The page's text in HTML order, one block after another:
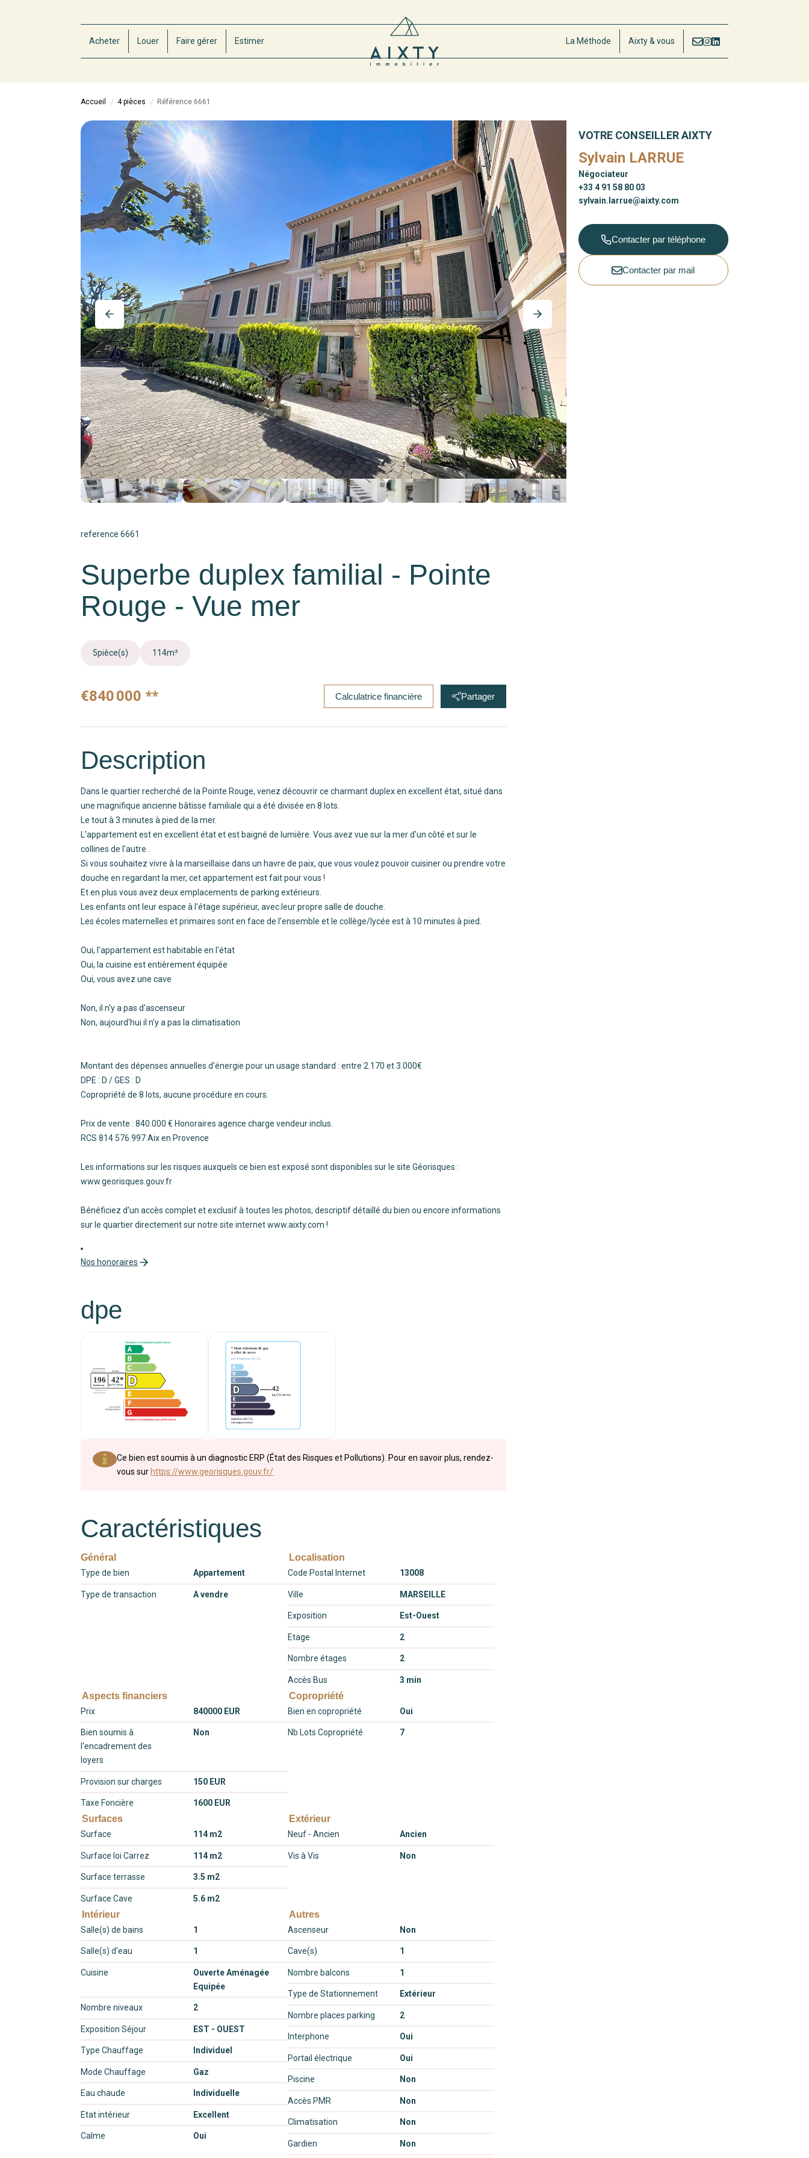
Acheter Louer Faire gérer Estimer La Méthode Aixty & vous
Accueil 4 pièces Référence 6661
reference 6661
Superbe duplex familial - Pointe
Rouge - Vue mer
5pièce(s) 114m²
€840 000 ** Calculatrice financière Partager
Description
Dans le quartier recherché de la Pointe Rouge, venez découvrir ce charmant duplex en excellent état, situé dans
une magnifique ancienne bâtisse familiale qui a été divisée en 8 lots.
Le tout à 3 minutes à pied de la mer.
L'appartement est en excellent état et est baigné de lumière. Vous avez vue sur la mer d'un côté et sur le
collines de l'autre .
Si vous souhaitez vivre à la marseillaise dans un havre de paix, que vous voulez pouvoir cuisiner ou prendre votre
douche en regardant la mer, cet appartement est fait pour vous !
Et en plus vous avez deux emplacements de parking extérieurs.
Les enfants ont leur espace à l'étage supérieur, avec leur propre salle de douche.
Les écoles maternelles et primaires sont en face de l'ensemble et le collège/lycée est à 10 minutes à pied.
Oui, l'appartement est habitable en l'état
Oui, la cuisine est entièrement équipée
Oui, vous avez une cave
Non, il n'y a pas d'ascenseur
Non, aujourd'hui il n'y a pas la climatisation
Montant des dépenses annuelles d'énergie pour un usage standard : entre 2.170 et 3.000€
DPE : D / GES : D
Copropriété de 8 lots, aucune procédure en cours.
Prix de vente : 840.000 € Honoraires agence charge vendeur inclus.
RCS 814 576 997 Aix en Provence
Les informations sur les risques auxquels ce bien est exposé sont disponibles sur le site Géorisques :
www.georisques.gouv.fr
Bénéficiez d'un accès complet et exclusif à toutes les photos, descriptif détaillé du bien ou encore informations
sur le quartier directement sur notre site internet www.aixty.com !
Nos honoraires
dpe
Ce bien est soumis à un diagnostic ERP (État des Risques et Pollutions). Pour en savoir plus, rendez-
vous sur https://www.georisques.gouv.fr/
Caractéristiques
Général
Type de bien Appartement
Type de transaction A vendre
Localisation
Code Postal Internet 13008
Ville MARSEILLE
Exposition Est-Ouest
Etage 2
Nombre étages 2
Accès Bus 3 min
Aspects financiers
Prix 840000 EUR
Bien soumis à
l'encadrement des
loyers
Non
Provision sur charges 150 EUR
Taxe Foncière 1600 EUR
Copropriété
Bien en copropriété Oui
Nb Lots Copropriété 7
Surfaces
Surface 114 m2
Surface loi Carrez 114 m2
Surface terrasse 3.5 m2
Surface Cave 5.6 m2
Extérieur
Neuf - Ancien Ancien
Vis à Vis Non
Intérieur
Salle(s) de bains 1
Salle(s) d'eau 1
Cuisine
Ouverte Aménagée
Equipée
Nombre niveaux 2
Exposition Séjour EST - OUEST
Type Chauffage Individuel
Mode Chauffage Gaz
Eau chaude Individuelle
Etat intérieur Excellent
Calme Oui
Autres
Ascenseur Non
Cave(s) 1
Nombre balcons 1
Type de Stationnement Extérieur
Nombre places parking 2
Interphone Oui
Portail électrique Oui
Piscine Non
Accès PMR Non
Climatisation Non
Gardien Non
VOTRE CONSEILLER AIXTY
Sylvain LARRUE
Négociateur
+33 4 91 58 80 03
sylvain.larrue@aixty.com
Contacter par téléphone
Contacter par mail